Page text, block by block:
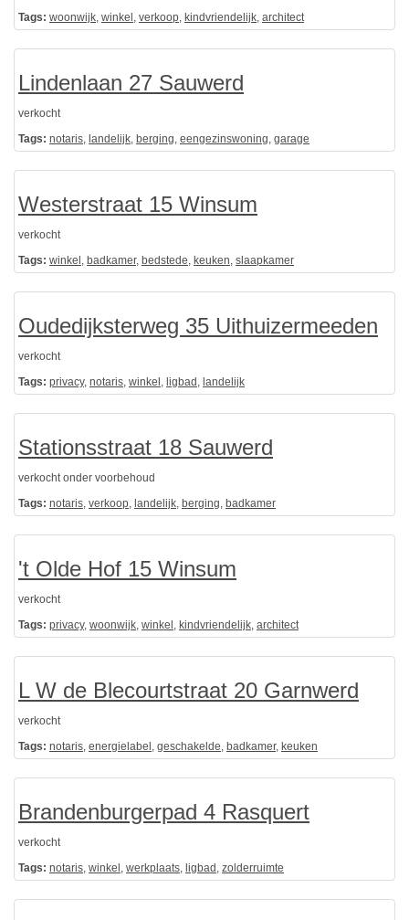
Tags: woonwijk, winkel , verkoop, kindvriendelijk, architect
Lindenlaan 27 Sauwerd
verkocht
Tags: notaris, landelijk, berging, eengezinswoning, garage
Westerstraat 15 Winsum
verkocht
Tags: winkel , badkamer, bedstede, keuken, slaapkamer
Oudedijksterweg 35 Uithuizermeeden
verkocht
Tags: privacy, notaris, winkel , ligbad , landelijk
Stationsstraat 18 Sauwerd
verkocht onder voorbehoud
Tags: notaris, verkoop, landelijk, berging, badkamer
't Olde Hof 15 Winsum
verkocht
Tags: privacy, woonwijk, winkel , kindvriendelijk, architect
L W de Blecourtstraat 20 Garnwerd
verkocht
Tags: notaris, energielabel , geschakelde, badkamer, keuken
Brandenburgerpad 4 Rasquert
verkocht
Tags: notaris, winkel , werkplaats, ligbad , zolderruimte